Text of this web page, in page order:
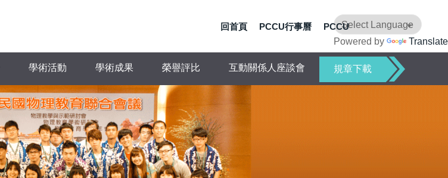
Powered by Translate
回首頁 PCCU行事曆 PCCU
學術活動 學術成果 榮譽評比 互動關係人座談會 規章下載